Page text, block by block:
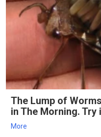
The Lump of
in The Morning. Try
More